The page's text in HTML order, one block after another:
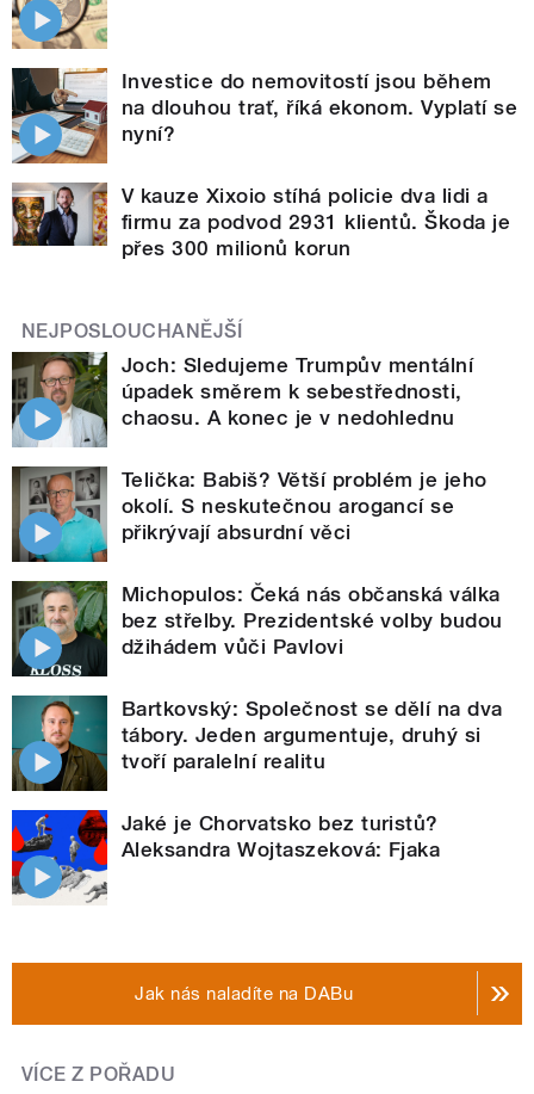
Investice do nemovitostí jsou během
na dlouhou trať, říká ekonom. Vyplatí se
nyní?
V kauze Xixoio stíhá policie dva lidi a
firmu za podvod 2931 klientů. Škoda je
přes 300 milionů korun
NEJPOSLOUCHANĚJŠÍ
Joch: Sledujeme Trumpův mentální
úpadek směrem k sebestřednosti,
chaosu. A konec je v nedohlednu
Telička: Babiš? Větší problém je jeho
okolí. S neskutečnou arogancí se
přikrývají absurdní věci
Michopulos: Čeká nás občanská válka
bez střelby. Prezidentské volby budou
džihádem vůči Pavlovi
Bartkovský: Společnost se dělí na dva
tábory. Jeden argumentuje, druhý si
tvoří paralelní realitu
Jaké je Chorvatsko bez turistů?
Aleksandra Wojtaszeková: Fjaka
Jak nás naladíte na DABu
VÍCE Z POŘADU